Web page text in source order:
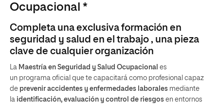
Ocupacional *
Completa una exclusiva formación en
seguridad y salud en el trabajo , una pieza
clave de cualquier organización
La Maestría en Seguridad y Salud Ocupacional es
un programa oficial que te capacitará como profesional capaz
de prevenir accidentes y enfermedades laborales mediante
la identificación, evaluación y control de riesgos en entornos